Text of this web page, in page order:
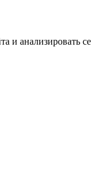
и анализировать